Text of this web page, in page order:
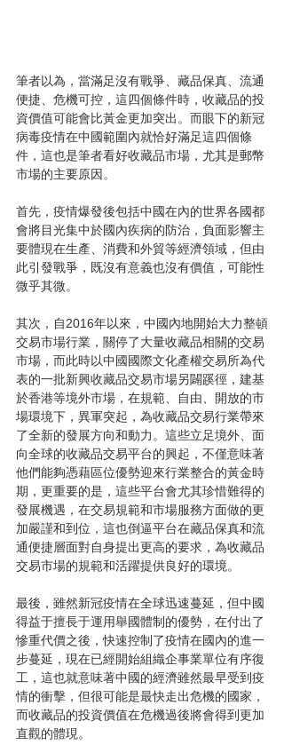
筆者以為，當滿足沒有戰爭、藏品保真、流通
便捷、危機可控，這四個條件時，收藏品的投
資價值可能會比黃金更加突出。而眼下的新冠
病毒疫情在中國範圍內就恰好滿足這四個條
件，這也是筆者看好收藏品市場，尤其是郵幣
市場的主要原因。
首先，疫情爆發後包括中國在內的世界各國都
會將目光集中於國內疾病的防治，負面影響主
要體現在生產、消費和外貿等經濟領域，但由
此引發戰爭，既沒有意義也沒有價值，可能性
微乎其微。
其次，自2016年以來，中國內地開始大力整頓
交易市場行業，關停了大量收藏品相關的交易
市場，而此時以中國國際文化產權交易所為代
表的一批新興收藏品交易市場另闢蹊徑，建基
於香港等境外市場，在規範、自由、開放的市
場環境下，異軍突起，為收藏品交易行業帶來
了全新的發展方向和動力。這些立足境外、面
向全球的收藏品交易平台的興起，不僅意味著
他們能夠憑藉區位優勢迎來行業整合的黃金時
期，更重要的是，這些平台會尤其珍惜難得的
發展機遇，在交易規範和市場服務方面做的更
加嚴謹和到位，這也倒逼平台在藏品保真和流
通便捷層面對自身提出更高的要求，為收藏品
交易市場的規範和活躍提供良好的環境。
最後，雖然新冠疫情在全球迅速蔓延，但中國
得益于擅長于運用舉國體制的優勢，在付出了
慘重代價之後，快速控制了疫情在國內的進一
步蔓延，現在已經開始組織企事業單位有序復
工，這也就意味著中國的經濟雖然最早受到疫
情的衝擊，但很可能是最快走出危機的國家，
而收藏品的投資價值在危機過後將會得到更加
直觀的體現。